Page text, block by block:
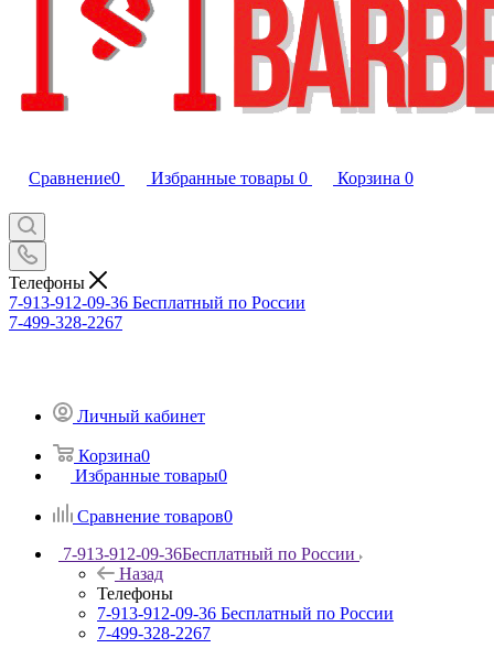
Сравнение0 Избранные товары 0 Корзина 0
Телефоны
7-913-912-09-36 Бесплатный по России
7-499-328-2267
Личный кабинет
Корзина0
Избранные товары0
Сравнение товаров0
7-913-912-09-36Бесплатный по России
Назад
Телефоны
7-913-912-09-36 Бесплатный по России
7-499-328-2267